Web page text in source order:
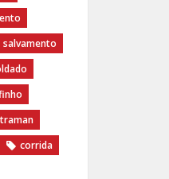
salvamento
corrida